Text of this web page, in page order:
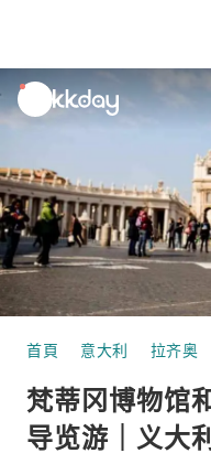
unread
notifications
首頁 意大利 拉齐奥
梵蒂冈博物馆
导览游｜义大